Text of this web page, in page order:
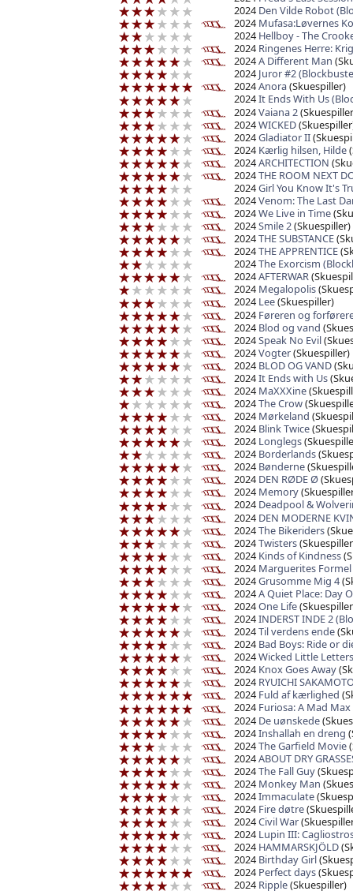
2024 Den Vilde Robot
2024 Mufasa:Løvernes
2024 Hellboy - The
2024 Ringenes Herre:
2024A Different Man
2024 Juror #2
2024Anora(Skuespiller)
2024It Ends With Us
2024Vaiana 2
2024WICKED
2024Gladiator II
2024 Kærlig hilsen, Hilde
2024ARCHITECTION
2024THE ROOM NEXT
2024Girl You Know It's
2024Venom: The Last
2024We Live in Time
2024Smile 2(Skuespiller)
2024THE SUBSTANCE
2024THE APPRENTICE
2024The Exorcism
2024AFTERWAR
2024 Megalopolis
2024 Lee(Skuespiller)
2024 Føreren og
2024 Blod og vand
2024Speak No Evil
2024Vogter(Skuespiller)
2024 BLOD OG VAND
2024It Ends with Us
2024 MaXXXine
2024The Crow
2024 Mørkeland
2024 Blink Twice
2024 Longlegs
2024 Borderlands
2024 Bønderne
2024 DEN RØDE Ø
2024 Memory
2024 Deadpool &
2024 DEN MODERNE
2024The Bikeriders
2024Twisters
2024 Kinds of Kindness
2024 Marguerites Formel
2024Grusomme Mig 4
2024A Quiet Place: Day
2024One Life
2024INDERST INDE 2
2024Til verdens ende
2024 Bad Boys: Ride or
2024Wicked Little Letters
2024 Knox Goes Away
2024 RYUICHI
2024 Fuld af kærlighed
2024 Furiosa: A Mad Max
2024 De uønskede
2024Inshallah en dreng
2024The Garfield Movie
2024ABOUT DRY
2024The Fall Guy
2024 Monkey Man
2024Immaculate
2024 Fire døtre
2024Civil War
2024 Lupin III:
2024 HAMMARSKJÖLD
2024 Birthday Girl
2024 Perfect days
2024 Ripple(Skuespiller)